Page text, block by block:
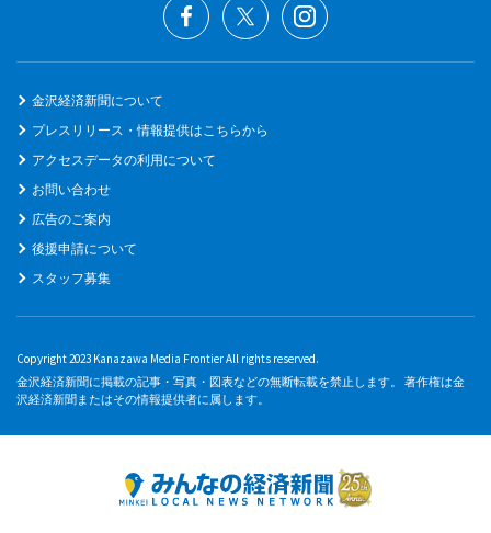
金沢経済新聞について
プレスリリース・情報提供はこちらから
アクセスデータの利用について
お問い合わせ
広告のご案内
後援申請について
スタッフ募集
Copyright 2023 Kanazawa Media Frontier All rights reserved.
金沢経済新聞に掲載の記事・写真・図表などの無断転載を禁止します。 著作権は金
沢経済新聞またはその情報提供者に属します。